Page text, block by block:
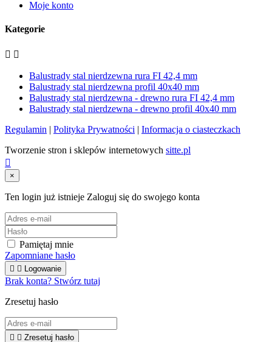
Moje konto
Kategorie
 
Balustrady stal nierdzewna rura FI 42,4 mm
Balustrady stal nierdzewna profil 40x40 mm
Balustrady stal nierdzewna - drewno rura FI 42,4 mm
Balustrady stal nierdzewna - drewno profil 40x40 mm
Regulamin | Polityka Prywatności | Informacja o ciasteczkach
Tworzenie stron i sklepów internetowych sitte.pl

×
Ten login już istnieje Zaloguj się do swojego konta
Pamiętaj mnie
Zapomniane hasło
  Logowanie
Brak konta? Stwórz tutaj
Zresetuj hasło
  Zresetuj hasło